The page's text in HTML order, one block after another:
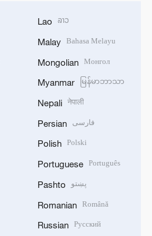
Lao ລາວ
Malay Bahasa Melayu
Mongolian Монгол
Myanmar မြန်မာဘာသာ
Nepali नेपाली
Persian فارسی
Polish Polski
Portuguese Português
Pashto پښتو
Romanian Română
Russian Русский